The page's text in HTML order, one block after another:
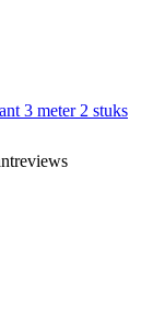
3 meter 2 stuks